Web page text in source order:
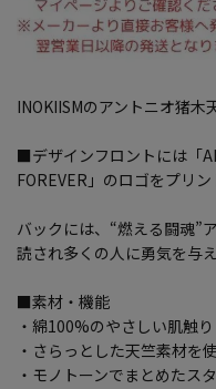
INOKIISMのアントニオ猪木
■デザインフロントには「
FOREVER」のロゴをプリン
バックには、“燃える闘魂”
読され多くの人に勇気を与
■素材・機能
・綿100%のやさしい肌触り
・さらっとした天竺素材を
・モノトーンでまとめたス